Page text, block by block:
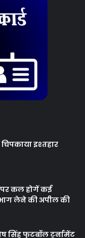
इश्तहार
पर कल होगें कई
लेने की अपील की
सिंह फुटबॉल टूर्नामेंट